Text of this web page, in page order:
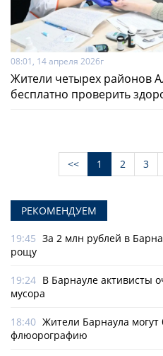
08:01, 14 апреля 2026г
Жители четырех районов
бесплатно проверить
<< 1 2 3
РЕКОМЕНДУЕМ
19:45 За 2 млн рублей в
рощу
19:24 В Барнауле активисты
мусора
18:40 Жители Барнаула могут
флюорографию